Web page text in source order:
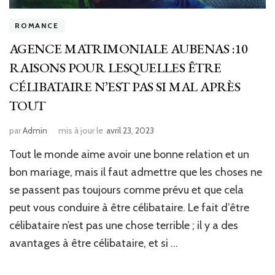
ROMANCE
AGENCE MATRIMONIALE AUBENAS :10
RAISONS POUR LESQUELLES ÊTRE
CÉLIBATAIRE N’EST PAS SI MAL APRÈS
TOUT
parAdmin mis à jour le avril 23, 2023
Tout le monde aime avoir une bonne relation et un
bon mariage, mais il faut admettre que les choses ne
se passent pas toujours comme prévu et que cela
peut vous conduire à être célibataire. Le fait d’être
célibataire n’est pas une chose terrible ; il y a des
avantages à être célibataire, et si …